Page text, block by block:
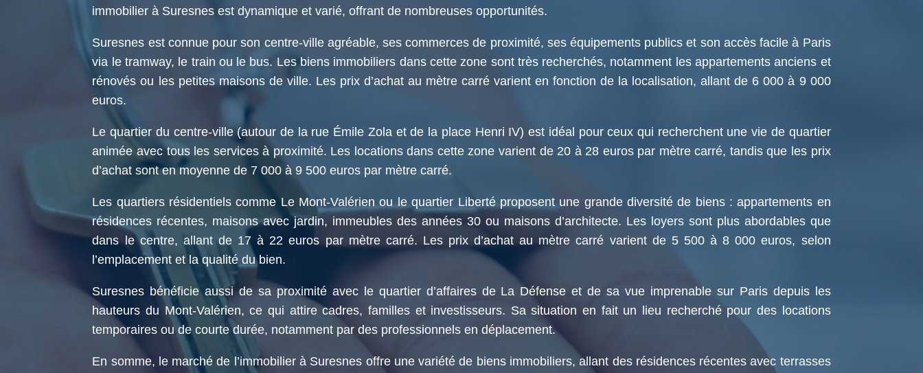
immobilier à Suresnes est dynamique et varié, offrant de nombreuses opportunités.
Suresnes est connue pour son centre-ville agréable, ses commerces de proximité, ses équipements publics et son accès facile à Paris
via le tramway, le train ou le bus. Les biens immobiliers dans cette zone sont très recherchés, notamment les appartements anciens et
rénovés ou les petites maisons de ville. Les prix d’achat au mètre carré varient en fonction de la localisation, allant de 6 000 à 9 000
euros.
Le quartier du centre-ville (autour de la rue Émile Zola et de la place Henri IV) est idéal pour ceux qui recherchent une vie de quartier
animée avec tous les services à proximité. Les locations dans cette zone varient de 20 à 28 euros par mètre carré, tandis que les prix
d’achat sont en moyenne de 7 000 à 9 500 euros par mètre carré.
Les quartiers résidentiels comme Le Mont-Valérien ou le quartier Liberté proposent une grande diversité de biens : appartements en
résidences récentes, maisons avec jardin, immeubles des années 30 ou maisons d’architecte. Les loyers sont plus abordables que
dans le centre, allant de 17 à 22 euros par mètre carré. Les prix d’achat au mètre carré varient de 5 500 à 8 000 euros, selon
l’emplacement et la qualité du bien.
Suresnes bénéficie aussi de sa proximité avec le quartier d’affaires de La Défense et de sa vue imprenable sur Paris depuis les
hauteurs du Mont-Valérien, ce qui attire cadres, familles et investisseurs. Sa situation en fait un lieu recherché pour des locations
temporaires ou de courte durée, notamment par des professionnels en déplacement.
En somme, le marché de l’immobilier à Suresnes offre une variété de biens immobiliers, allant des résidences récentes avec terrasses